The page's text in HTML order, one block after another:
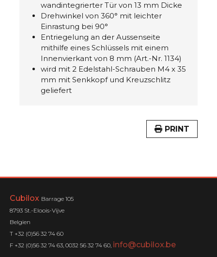
wandintegrierter Tür von 13 mm Dicke
Drehwinkel von 360° mit leichter
Einrastung bei 90°
Entriegelung an der Aussenseite
mithilfe eines Schlüssels mit einem
Innenvierkant von 8 mm (Art.-Nr. 1134)
wird mit 2 Edelstahl-Schrauben M4 x 35
mm mit Senkkopf und Kreuzschlitz
geliefert
PRINT
Cubilox Barrage 105
8793 St.-Eloois-Vijve
Belgien
T +32 (0)56 32 74 60
F +32 (0)56 32 74 63, 0032 56 32 74 60, info@cubilox.be